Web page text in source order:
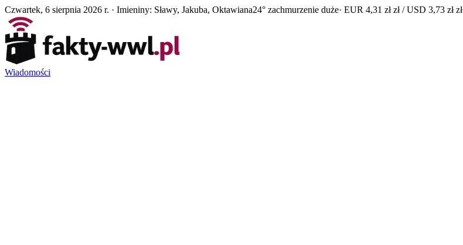
Czwartek, 6 sierpnia 2026 r. · Imieniny: Sławy, Jakuba, Oktawiana24° zachmurzenie duże· EUR 4,31 zł zł / USD 3,73 zł zł
Wiadomości